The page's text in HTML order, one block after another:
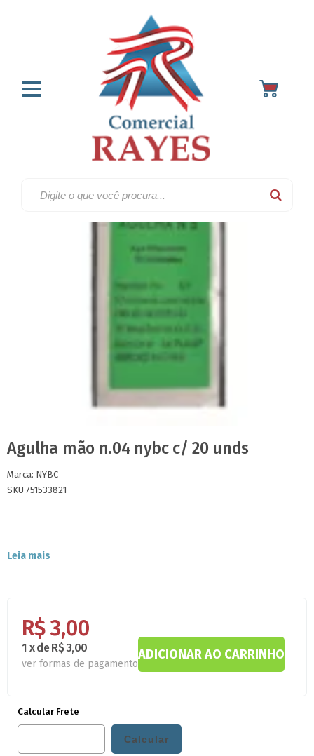
Artigos para costura Agulhas & alfinetes
Agulha mão n.04 nybc c/ 20 unds
Marca: NYBC
SKU 751533821
Leia mais
R$ 3,00
1 x de R$ 3,00
ver formas de pagamento
Calcular Frete